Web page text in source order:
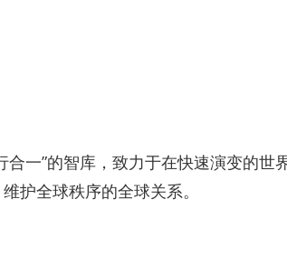
一”的智库，致力于在快速演变的世
护全球秩序的全球关系。